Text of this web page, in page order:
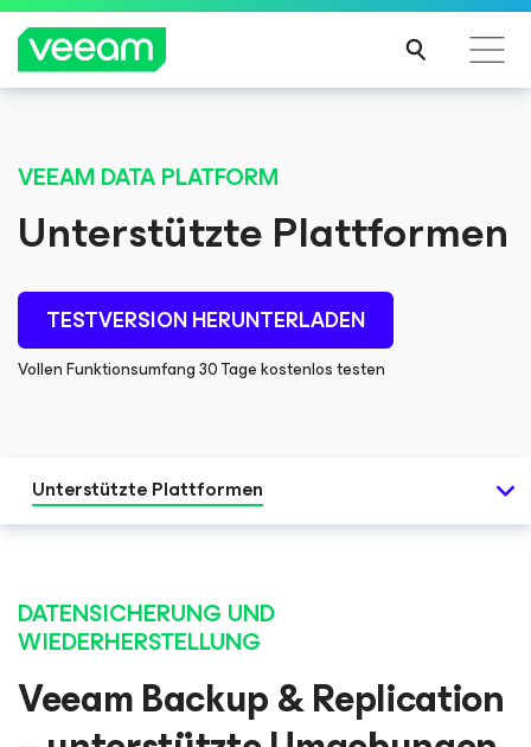
Update von CrowdStrike betroffen sind
R
HRE
VEEAM DATA PLATFORM
Unterstützte Plattformen
TESTVERSION HERUNTERLADEN
Vollen Funktionsumfang 30 Tage kostenlos testen
Unterstützte Plattformen
DATENSICHERUNG UND
WIEDERHERSTELLUNG
Veeam Backup & Replication